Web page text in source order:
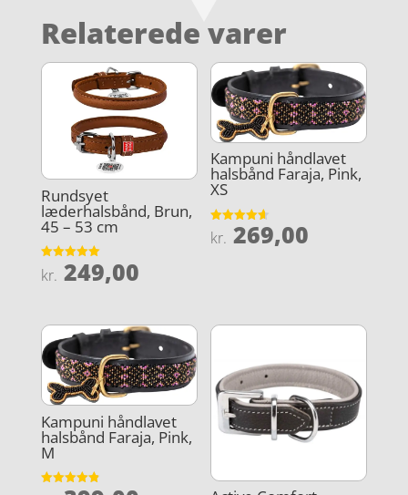
Relaterede varer
Rundsyet
læderhalsbånd, Brun,
45 – 53 cm
Vurderet
5
kr. 249,00
Kampuni håndlavet
halsbånd Faraja, Pink,
XS
Vurderet
4.6
kr. 269,00
Kampuni håndlavet
halsbånd Faraja, Pink,
M